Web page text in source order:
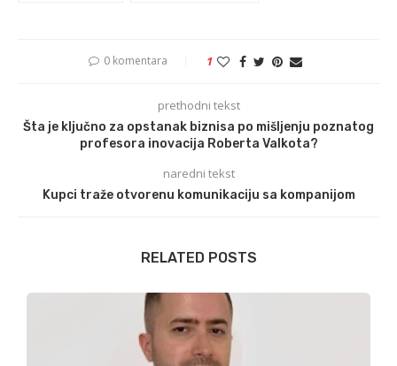
0 komentara 1
prethodni tekst
Šta je ključno za opstanak biznisa po mišljenju poznatog
profesora inovacija Roberta Valkota?
naredni tekst
Kupci traže otvorenu komunikaciju sa kompanijom
RELATED POSTS